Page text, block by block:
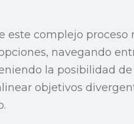
este complejo proceso
navegando
la posibilidad de
objetivos